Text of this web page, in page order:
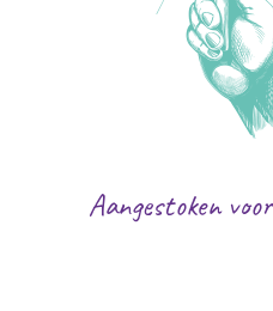
Aangestoken voor